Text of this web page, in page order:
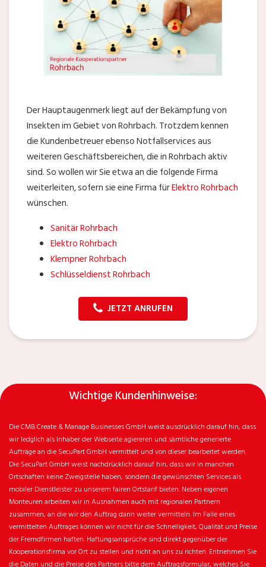
Der Hauptaugenmerk liegt auf der Bekämpfung von
Insekten im Gebiet von Rohrbach. Trotzdem kennen
die Kundenbetreuer ebenso Notfallservices aus
weiteren Geschäftsbereichen, die in Rohrbach aktiv
sind. So wollen wir Sie etwa an die folgende Firma
weiterleiten, sofern sie eine Firma fürElektro Rohrbach
wünschen.
Sanitär Rohrbach
Elektro Rohrbach
Klempner Rohrbach
Schlüsseldienst Rohrbach
JETZT ANRUFEN
Wichtige Kundenhinweise:
Die CMB Create & Manage Businesses GmbH weist ausdrücklich darauf hin, dass
wir ledglich als Inhaber der Webseite agiereren und sämtliche generierte
Aufträge an die SecuPart GmbH vermittelt und von dieser bearbeitet werden.
Die SecuPart GmbH weist nachdrücklich darauf hin, dass wir in manchen
Ortschaften keine Zweigstelle haben, sondern die gewünschten Services als
mobiler Dienstleister zu unserem fairen Ortstarif bieten. Neben eigenen
Monteuren arbeiten wir in Ausnahmen auch mit regionalen Partnern
zusammen, an die wir den Auftrag dann weiter vermitteln. Im Falle eines
vermittelten Auftrages können wir nicht für die Schnelligkeit, Qualität und Preise
der Fremdfirmen haften. Haftungsansprüche sind direkt gegenüber der
Kooperationsfirma vor Ort zu stellen und nicht an uns zu richten. Entnehmen Sie
die Daten und die Preise des Partners bitte dem Auftragsformular, welches Sie